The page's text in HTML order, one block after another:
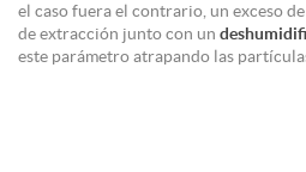
el caso fuera el contrario, un exceso
de extracción junto con un
este parámetro atrapando las